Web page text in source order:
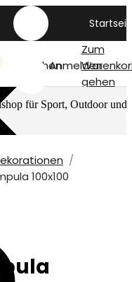
SuchenAnmelden
Zum
gehen
für Sport, Outdoor und
100x100